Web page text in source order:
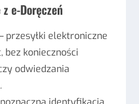
e-Doręczeń
przesyłki elektroniczne
bez konieczności
odwiedzania